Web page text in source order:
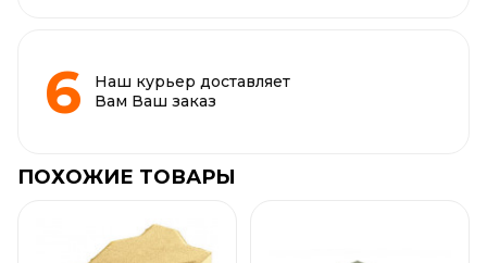
Наш курьер доставляет
Вам Ваш заказ
ПОХОЖИЕ ТОВАРЫ